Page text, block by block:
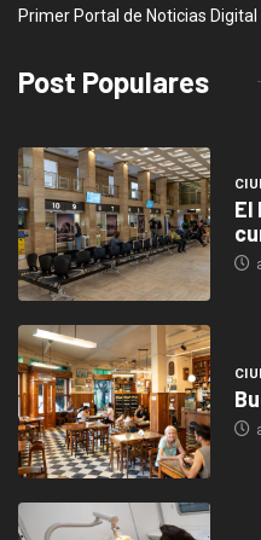
Primer Portal de Noticias Digital
Post Populares
El